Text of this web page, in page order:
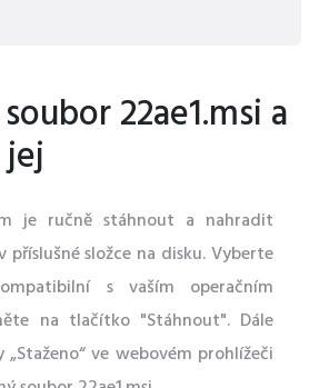
22ae1.msi a
je ručně stáhnout a nahradit
příslušné složce na disku. Vyberte
s vaším operačním
na tlačítko "Stáhnout". Dále
ve webovém prohlížeči